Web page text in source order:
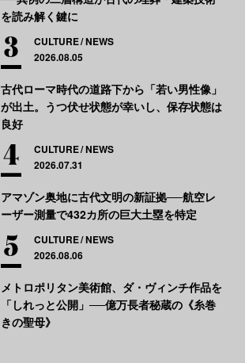
を読み解く鍵に
CULTURE NEWS
2026.08.05
古代ローマ時代の道路下から「若い男性像」
が出土。うつ伏せ状態が幸いし、保存状態は
良好
CULTURE NEWS
2026.07.31
アマゾン奥地に古代文明の新証拠──航空レ
ーザー測量で432カ所の巨大土塁を特定
CULTURE NEWS
2026.08.06
メトロポリタン美術館、ダ・ヴィンチ作品を
「しれっと公開」──億万長者秘蔵の《糸巻
きの聖母》